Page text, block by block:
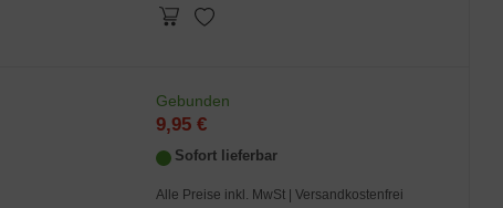
Gebunden
9,95 €
Sofort lieferbar
Alle Preise inkl. MwSt | Versandkostenfrei